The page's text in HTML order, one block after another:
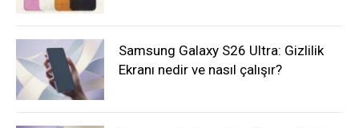
Samsung Galaxy S26 Ultra: Gizlilik
Ekranı nedir ve nasıl çalışır?